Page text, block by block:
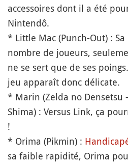
accessoires dont il a été
Nintendô.
* Little Mac (Punch-Out) :
nombre de joueurs,
ne se sert que de ses
jeu apparaît donc délicate.
* Marin (Zelda no Densetsu
Shima) : Versus Link, ça
!
* Orima (Pikmin) :
sa faible rapidité, Orima